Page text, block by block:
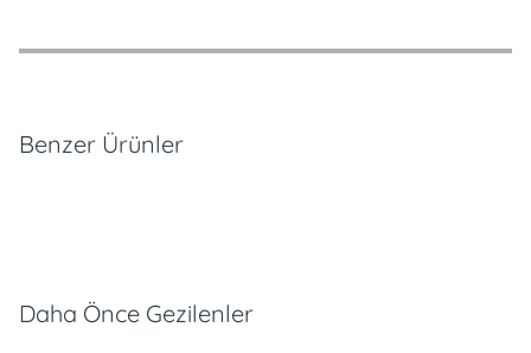
Özellikler
Ödeme Seçenekleri
Teslimat ve İade Koşulları
Benzer Ürünler
Daha Önce Gezilenler